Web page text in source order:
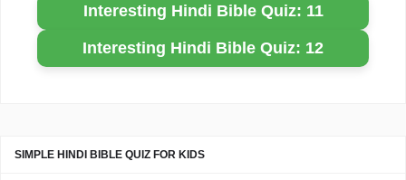
Interesting Hindi Bible Quiz: 11
Interesting Hindi Bible Quiz: 12
SIMPLE HINDI BIBLE QUIZ FOR KIDS